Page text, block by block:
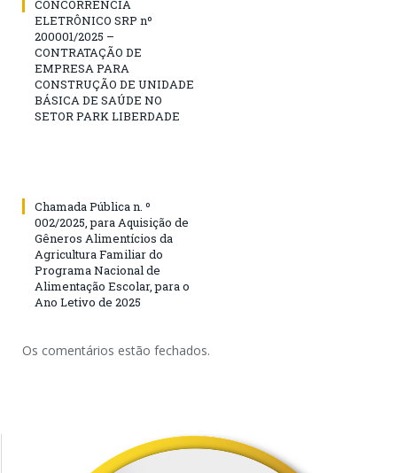
CONCORRÊNCIA
ELETRÔNICO SRP nº
200001/2025 –
CONTRATAÇÃO DE
EMPRESA PARA
CONSTRUÇÃO DE UNIDADE
BÁSICA DE SAÚDE NO
SETOR PARK LIBERDADE
Chamada Pública n. º
002/2025, para Aquisição de
Gêneros Alimentícios da
Agricultura Familiar do
Programa Nacional de
Alimentação Escolar, para o
Ano Letivo de 2025
Os comentários estão fechados.